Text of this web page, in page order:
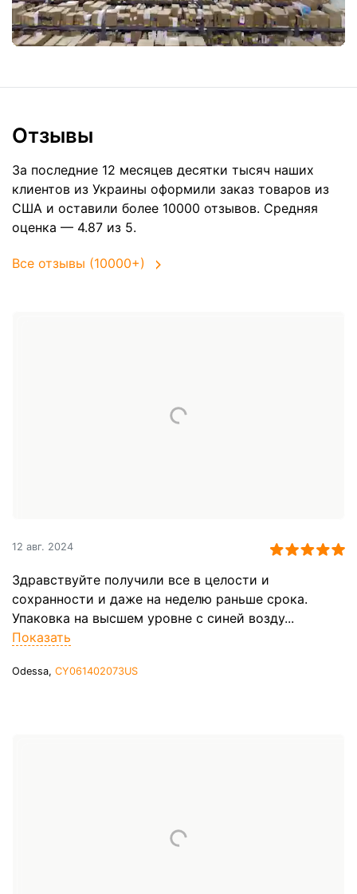
Отзывы
За последние 12 месяцев десятки тысяч наших
клиентов из Украины оформили заказ товаров из
США и оставили более 10000 отзывов. Средняя
оценка — 4.87 из 5.
Все отзывы (10000+)
12 авг. 2024
Здравствуйте получили все в целости и
сохранности и даже на неделю раньше срока.
Упаковка на высшем уровне с синей возду...
Показать
Odessa, CY061402073US